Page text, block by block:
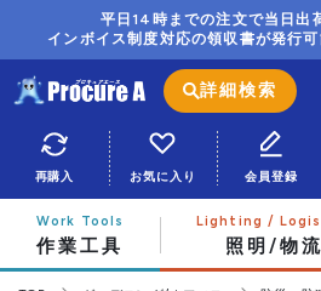
平日14時までの注文で当日出
インボイス制度対応の領収書が発行
詳細検索
再購入 お気に入り 会員登録
作業工具 照明/物流